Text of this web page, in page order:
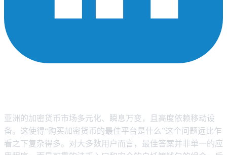
亚洲的加密货币市场多元化、瞬息万变，且高度依赖移动设
备。这使得“购买加密货币的最佳平台是什么”这个问题远比乍
看之下复杂得多。对大多数用户而言，最佳答案并非单一的应